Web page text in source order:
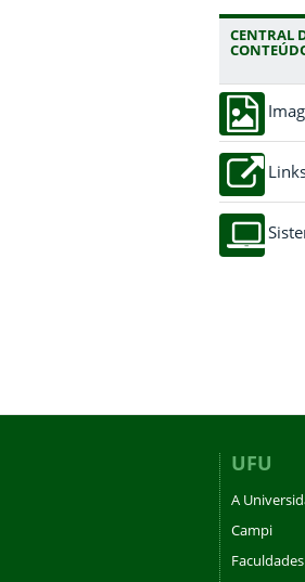
CENTRAL
UFU
A
Campi